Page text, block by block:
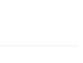
ト～中・長編チ